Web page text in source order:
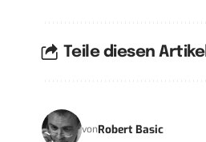
Teile diesen Artikel
vonRobert Basic